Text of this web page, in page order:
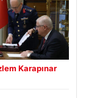
Karapınar